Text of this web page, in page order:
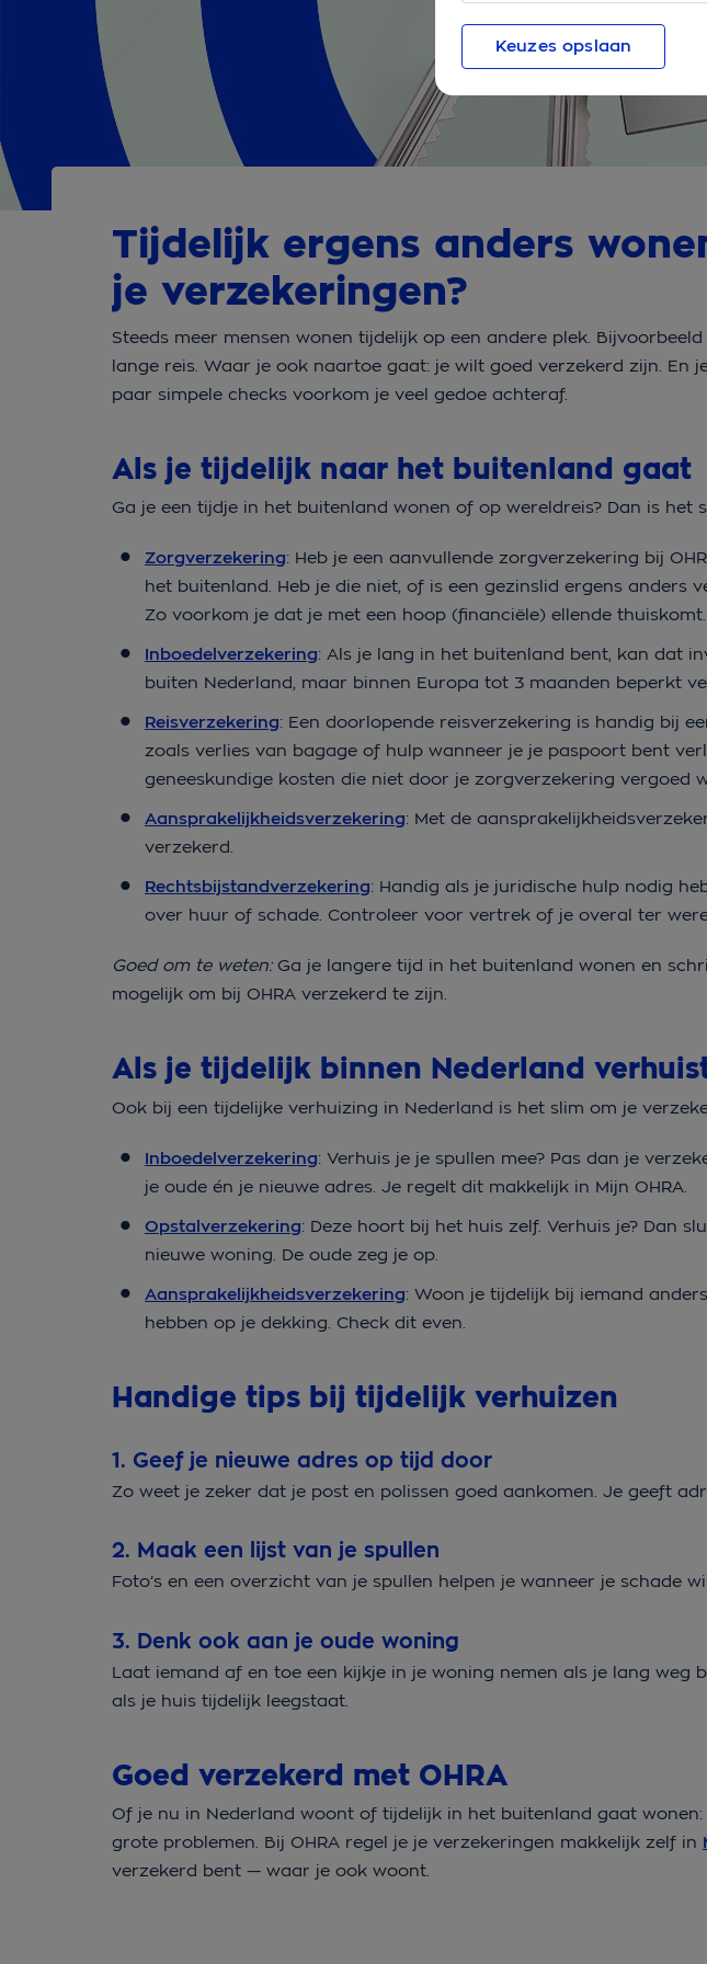
Tijdelijk ergens anders
je verzekeringen?
Steeds meer mensen wonen tijdelijk op een andere plek.
lange reis. Waar je ook naartoe gaat: je wilt goed verzekerd zijn. En
paar simpele checks voorkom je veel gedoe achteraf.
Als je tijdelijk naar het buitenland gaat
Ga je een tijdje in het buitenland wonen of op wereldreis? Dan is het
Zorgverzekering: Heb je een aanvullende zorgverzekering bij
het buitenland. Heb je die niet, of is een gezinslid ergens anders
Zo voorkom je dat je met een hoop (financiële) ellende
Inboedelverzekering: Als je lang in het buitenland bent, kan dat
buiten Nederland, maar binnen Europa tot 3 maanden beperkt
Reisverzekering: Een doorlopende reisverzekering is handig bij
zoals verlies van bagage of hulp wanneer je je paspoort bent
geneeskundige kosten die niet door je zorgverzekering vergoed
Aansprakelijkheidsverzekering: Met de
verzekerd.
Rechtsbijstandverzekering: Handig als je juridische hulp nodig
over huur of schade. Controleer voor vertrek of je overal ter
Goed om te weten: Ga je langere tijd in het buitenland wonen en
mogelijk om bij OHRA verzekerd te zijn.
Als je tijdelijk binnen Nederland
Ook bij een tijdelijke verhuizing in Nederland is het slim om je
Inboedelverzekering: Verhuis je je spullen mee? Pas dan je
je oude én je nieuwe adres. Je regelt dit makkelijk in Mijn OHRA.
Opstalverzekering: Deze hoort bij het huis zelf. Verhuis je? Dan
nieuwe woning. De oude zeg je op.
Aansprakelijkheidsverzekering: Woon je tijdelijk bij iemand
hebben op je dekking. Check dit even.
Handige tips bij tijdelijk verhuizen
1. Geef je nieuwe adres op tijd door
Zo weet je zeker dat je post en polissen goed aankomen. Je geeft
2. Maak een lijst van je spullen
Foto’s en een overzicht van je spullen helpen je wanneer je schade
3. Denk ook aan je oude woning
Laat iemand af en toe een kijkje in je woning nemen als je lang weg
als je huis tijdelijk leegstaat.
Goed verzekerd met OHRA
Of je nu in Nederland woont of tijdelijk in het buitenland gaat
grote problemen. Bij OHRA regel je je verzekeringen makkelijk zelf in
verzekerd bent — waar je ook woont.
Keuzes opslaan